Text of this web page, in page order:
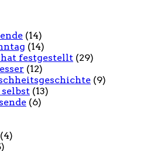
(14)
(14)
festgestellt (29)
(12)
(9)
(13)
(6)
(4)